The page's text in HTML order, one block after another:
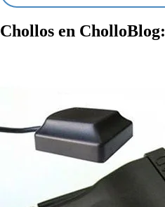
Chollos en CholloBlog: